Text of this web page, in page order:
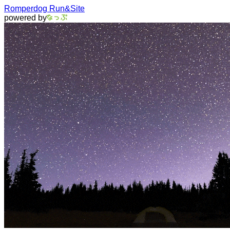
Romperdog Run&Site
powered by